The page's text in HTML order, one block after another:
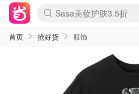
lululemon折扣上新
Sasa美妆护肤3.5折
SSENSE年中3折
FreshBeauty好价汇总
Cettire降价+叠9折
WWS Coles超市实拍
viagogo二手票捡漏
Myer超级周末1折
The Outnet奢牌1折起
David Jones 3折起
Flannels大牌1折
Perfumes Club护肤1折
AMIRO返校季6.2折
Amazon折扣汇总
eToro入金$200送$50
Amazon数码好物
ICONIC本周7.5折
ThedoubleF高奢地板价
Moose Knuckles 6折
丝芙兰5折起
EUFY官网3.7折起
Selenichast首饰2折
Trip机票酒店促销
YSL送5件彩妆礼
Amazon家居好物
Amazon美妆护肤
雅漾大喷$8
过敏原检测盒$33
伊索独家赠50ml沐浴露
科颜氏清仓3折
SEALIFE海洋馆门票6折
丝塔芙大白罐$16
订阅Newsletter送香薰
Cult Beauty 6.8折
Harrods圣诞日历2.3折
LN-CC奢牌私促3折
d'Alba空姐喷雾$16
EVE LOM套装逆天2折
Bernardelli独家4折
Adore Beauty 6折起
CT圣诞日历
Mytheresa奢品2.7折
Luxury Escapes 9折
Currentbody美容仪9折
MOON Garden Live
Roborock扫地机3.7折
Tingo Life水杯$24
Valentino官网5折
CR洗发护发6.3折
修丽可套装7.4折
Myer彩妆2件7折
GANNI官网4.5折
Stylevana韩妆4折
Tessabit高奢8.5折
OGX洗护4折
Amazon阿德莱德次日达
卡诗8.5折+赠礼
Philips Hue灯具8折
首页 抢好货 服饰